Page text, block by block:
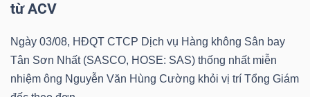
từ ACV
Ngày 03/08, HĐQT CTCP Dịch vụ Hàng không Sân bay
Tân Sơn Nhất (SASCO, HOSE: SAS) thống nhất miễn
nhiệm ông Nguyễn Văn Hùng Cường khỏi vị trí Tổng Giám
Tin
tức
(-)